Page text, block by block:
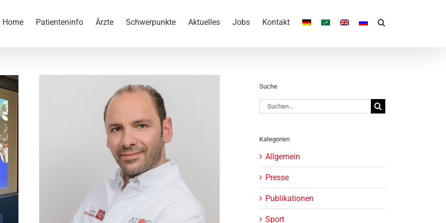
Home Patienteninfo Ärzte Schwerpunkte Aktuelles Jobs Kontakt
Dr.
Suche
Suche
nach:
Kategorien
Allgemein
Presse
Publikationen
Sport